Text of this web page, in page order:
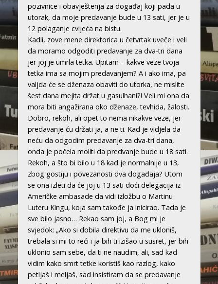
pozivnice i obavještenja za događaj koji pada u
utorak, da moje predavanje bude u 13 sati, jer je u
12 polaganje cvijeća na bistu.
Kadli, zove mene direktorica u četvrtak uveče i veli
da moramo odgoditi predavanje za dva-tri dana
jer joj je umrla tetka. Upitam – kakve veze tvoja
tetka ima sa mojim predavanjem? A i ako ima, pa
valjda će se dženaza obaviti do utorka, ne mislite
šest dana mejita držat u gasulhani?! Veli mi ona da
mora biti angažirana oko dženaze, tevhida, žalosti..
Dobro, rekoh, ali opet to nema nikakve veze, jer
predavanje ću držati ja, a ne ti. Kad je vidjela da
neću da odgodim predavanje za dva-tri dana,
onda je počela moliti da predvanje bude u 18 sati.
Rekoh, a što bi bilo u 18 kad je normalnije u 13,
zbog gostiju i povezanosti dva događaja? Utom
se ona izleti da će joj u 13 sati doći delegacija iz
Američke ambasade da vidi izložbu o Martinu
Luteru Kingu, koja sam takođe ja inicirao. Tada je
sve bilo jasno… Rekao sam joj, a Bog mi je
svjedok: „Ako si dobila direktivu da me ukloniš,
trebala si mi to reći i ja bih ti izišao u susret, jer bih
uklonio sam sebe, da ti ne naudim, ali, sad kad
vidim kako smrt tetke koristiš kao razlog, kako
petljaš i meljaš, sad insistiram da se predavanje